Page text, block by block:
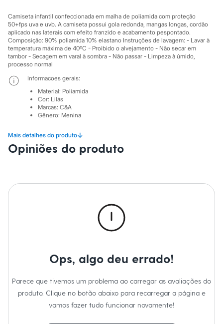
Marcas
City
Clock House
Mindset
Sawary
Yessica
Moda esportiva
Acessórios
Blusas
Calçados
Leggings
Shorts e Bermudas
Calcinhas
Cintas e Modeladores
Meias
Moda praia
Biquínis
Casacos e Jaquetas
Shorts e Saias
Vestidos
Masculino
Camiseta infantil confeccionada em malha de poliamida com proteção
50+fps uva e uvb. A camiseta possui gola redonda, mangas longas, cordão
aplicado nas laterais com efeito franzido e acabamento pespontado.
Composição: 90% poliamida 10% elastano Instruções de lavagem: - Lavar à
temperatura máxima de 40ºC - Proibido o alvejamento - Não secar em
tambor - Secagem em varal à sombra - Não passar - Limpeza à úmido,
processo normal
Mais detalhes do produto↓
Informacoes gerais:
Material: Poliamida
Cor: Lilás
Marcas: C&A
Gênero: Menina
Opiniões do produto
Ops, algo deu errado!
Parece que tivemos um problema ao carregar as avaliações do
produto. Clique no botão abaixo para recarregar a página e
vamos fazer tudo funcionar novamente!